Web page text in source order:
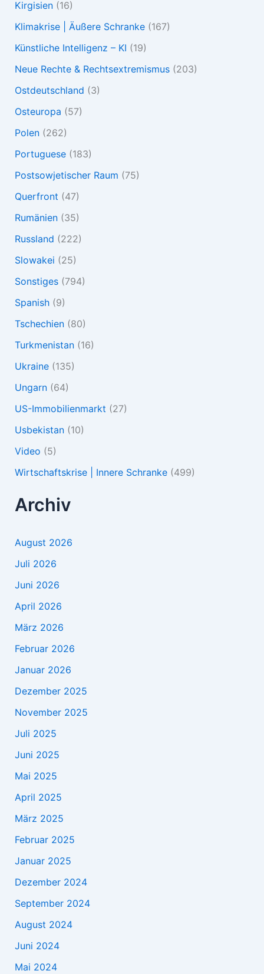
Kirgisien(16)
Klimakrise | Äußere Schranke(167)
Künstliche Intelligenz – KI (19)
Neue Rechte & Rechtsextremismus(203)
Ostdeutschland (3)
Osteuropa (57)
Polen(262)
Portuguese(183)
Postsowjetischer Raum (75)
Querfront (47)
Rumänien(35)
Russland (222)
Slowakei (25)
Sonstiges(794)
Spanish(9)
Tschechien(80)
Turkmenistan(16)
Ukraine(135)
Ungarn(64)
US-Immobilienmarkt (27)
Usbekistan(10)
Video (5)
Wirtschaftskrise | Innere Schranke(499)
Archiv
August 2026
Juli 2026
Juni 2026
April 2026
März 2026
Februar 2026
Januar 2026
Dezember 2025
November 2025
Juli 2025
Juni 2025
Mai 2025
April 2025
März 2025
Februar 2025
Januar 2025
Dezember 2024
September 2024
August 2024
Juni 2024
Mai 2024